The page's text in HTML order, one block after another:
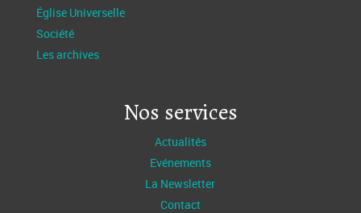
Église Universelle
Société
Les archives
Nos services
Actualités
Evénements
La Newsletter
Contact